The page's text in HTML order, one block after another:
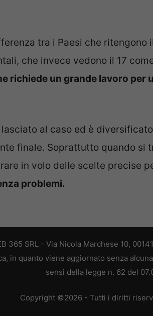
tra i Paesi che ritengono
che invece vedono il 17
richiede un grande lavoro per
al caso ed è
finale. Soprattutto quando si
in volo delle scelte precise
problemi.
365 SRL - Via Nicola Marchese 10,
in quanto viene aggiornato senza
sensi della legge n. 62 del
Copyright ©2026 - Tutti i diritti